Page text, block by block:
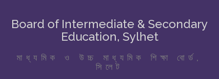
Board of Intermediate & Secondary
Education, Sylhet
মাধ্যমিক ও উচ্চ মাধ্যমিক শিক্ষা বোর্ড,
সিলেট